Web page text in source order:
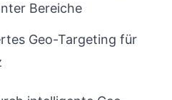
Bereiche
Geo-Targeting für